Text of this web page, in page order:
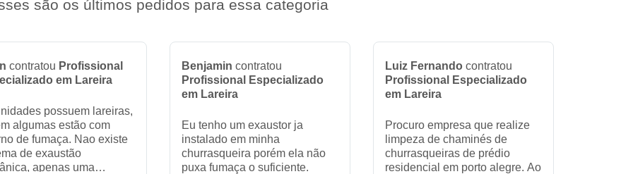
são os últimos pedidos para essa categoria
contratou Profissional
em Lareira
possuem lareiras,
algumas estão com
de fumaça. Nao existe
de exaustão
apenas uma
Benjamin contratou
Profissional Especializado
em Lareira
Eu tenho um exaustor ja
instalado em minha
churrasqueira porém ela não
puxa fumaça o suficiente.
Luiz Fernando contratou
Profissional Especializado
em Lareira
Procuro empresa que realize
limpeza de chaminés de
churrasqueiras de prédio
residencial em porto alegre. Ao